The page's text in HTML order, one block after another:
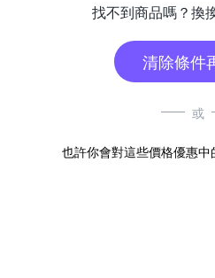
找不到商品嗎？換
清除條件
或
也許你會對這些價格優惠中